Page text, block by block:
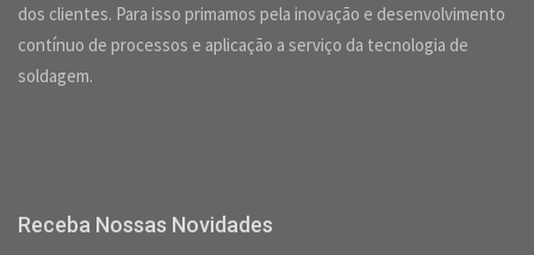
dos clientes. Para isso primamos pela inovação e desenvolvimento
contínuo de processos e aplicação a serviço da tecnologia de
soldagem.
Receba Nossas Novidades